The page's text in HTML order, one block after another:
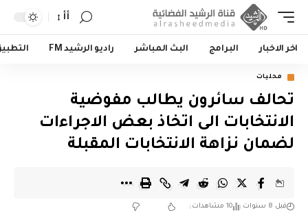
أأ
اخر الاخبار البرامج البث المباشر راديو الرشيد FM
محليات
تحالف سائرون يطالب مفوضية
الانتخابات الى اتخاذ بعض الاجراءات
لضمان نزاهة الانتخابات المقبلة
قبل 8 سنوات 10 مشاهدات